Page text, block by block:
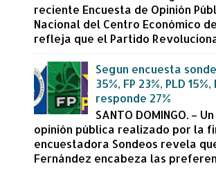
reciente Encuesta de Opinión
Nacional del Centro Económico
refleja que el Partido
Segun encuesta
35%, FP 23%, PLD
responde 27%
SANTO DOMINGO. –
opinión pública realizado por la
encuestadora Sondeos revela
Fernández encabeza las